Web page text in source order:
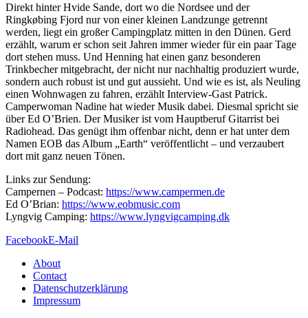
Direkt hinter Hvide Sande, dort wo die Nordsee und der
Ringkøbing Fjord nur von einer kleinen Landzunge getrennt
werden, liegt ein großer Campingplatz mitten in den Dünen. Gerd
erzählt, warum er schon seit Jahren immer wieder für ein paar Tage
dort stehen muss. Und Henning hat einen ganz besonderen
Trinkbecher mitgebracht, der nicht nur nachhaltig produziert wurde,
sondern auch robust ist und gut aussieht. Und wie es ist, als Neuling
einen Wohnwagen zu fahren, erzählt Interview-Gast Patrick.
Camperwoman Nadine hat wieder Musik dabei. Diesmal spricht sie
über Ed O’Brien. Der Musiker ist vom Hauptberuf Gitarrist bei
Radiohead. Das genügt ihm offenbar nicht, denn er hat unter dem
Namen EOB das Album „Earth“ veröffentlicht – und verzaubert
dort mit ganz neuen Tönen.
Links zur Sendung:
Campernen – Podcast: https://www.campermen.de
Ed O’Brian: https://www.eobmusic.com
Lyngvig Camping: https://www.lyngvigcamping.dk
FacebookE-Mail
About
Contact
Datenschutzerklärung
Impressum